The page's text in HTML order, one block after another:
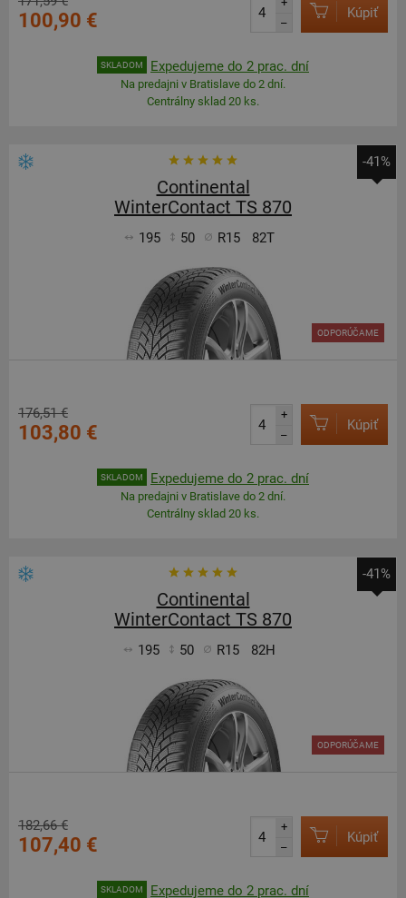
100,90 €
–
Kúpiť
SKLADOM Expedujeme do 2 prac. dní
Na predajni v Bratislave do 2 dní.
Centrálny sklad 20 ks.
-41%
Continental
WinterContact TS 870
195 50 R15 82T
ODPORÚČAME
176,51 €
103,80 €
+
–
Kúpiť
SKLADOM Expedujeme do 2 prac. dní
Na predajni v Bratislave do 2 dní.
Centrálny sklad 20 ks.
-41%
Continental
WinterContact TS 870
195 50 R15 82H
ODPORÚČAME
182,66 €
107,40 €
+
–
Kúpiť
SKLADOM Expedujeme do 2 prac. dní